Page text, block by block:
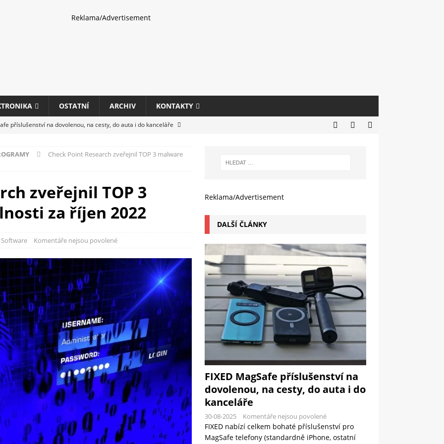
Reklama/Advertisement
OSTATNÍ ARCHIV KONTAKTY
příslušenství na dovolenou, na cesty, do auta i do kanceláře
COMPUTEX 2025 představí nové příslušenství pro hráče,
kancelářských tiskáren Canon imageFORCE s modely
růst krypto kasin: Co by měli vědět milovníci technologií
Check Point Research zveřejnil TOP 3 malware
zveřejnil TOP 3
za říjen 2022
Software Komentáře nejsou povolené
Reklama/Advertisement
DALŠÍ ČLÁNKY
FIXED MagSafe příslušenství na
dovolenou, na cesty, do auta i do
kanceláře
30-08-2025 Komentáře nejsou povolené
FIXED nabízí celkem bohaté příslušenství pro
MagSafe telefony (standardně iPhone, ostatní